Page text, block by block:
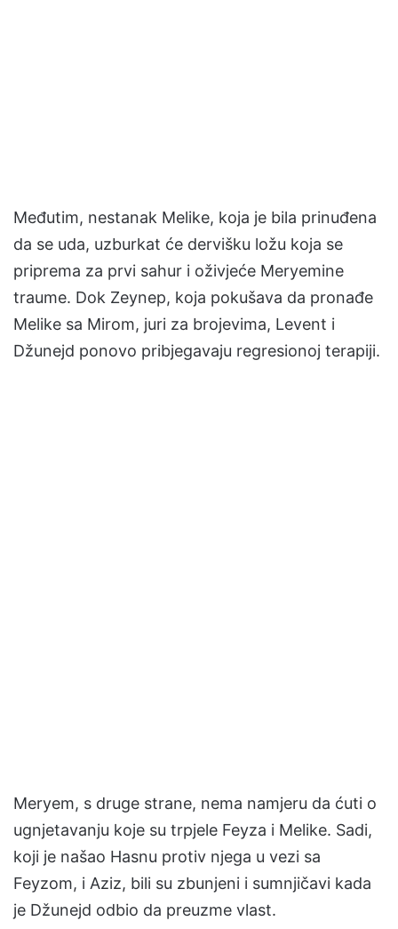
Međutim, nestanak Melike, koja je bila prinuđena
da se uda, uzburkat će dervišku ložu koja se
priprema za prvi sahur i oživjeće Meryemine
traume. Dok Zeynep, koja pokušava da pronađe
Melike sa Mirom, juri za brojevima, Levent i
Džunejd ponovo pribjegavaju regresionoj terapiji.
Meryem, s druge strane, nema namjeru da ćuti o
ugnjetavanju koje su trpjele Feyza i Melike. Sadi,
koji je našao Hasnu protiv njega u vezi sa
Feyzom, i Aziz, bili su zbunjeni i sumnjičavi kada
je Džunejd odbio da preuzme vlast.